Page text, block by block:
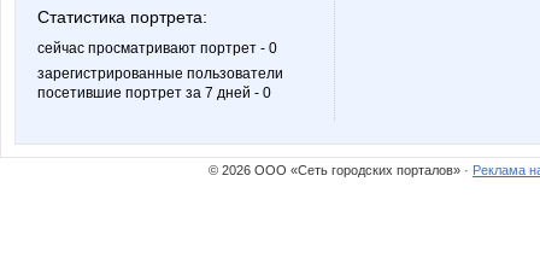
Статистика портрета:
сейчас просматривают портрет - 0
зарегистрированные пользователи
посетившие портрет за 7 дней - 0
© 2026 ООО «Сеть городских порталов» · Реклама